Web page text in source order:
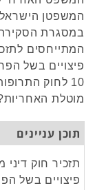
המשפטן
במסגרת
המתייחסים
פיצויים בשל
10 לחוק
מוטלת האחריות?
תוכן עניינים
תזכיר חוק
פיצויים בשל